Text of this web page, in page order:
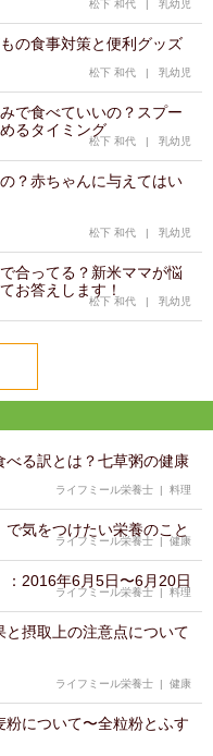
松下 和代 | 乳幼児
の食事対策と便利グッズ
松下 和代 | 乳幼児
で食べていいの？スプー
るタイミング
松下 和代 | 乳幼児
？赤ちゃんに与えてはい
松下 和代 | 乳幼児
合ってる？新米ママが悩
お答えします！
松下 和代 | 乳幼児
べる訳とは？七草粥の健康
ライフミール栄養士 | 料理
で気をつけたい栄養のこと
ライフミール栄養士 |健康
：2016年6月5日〜6月20日
ライフミール栄養士| 料理
と摂取上の注意点について
ライフミール栄養士 | 健康
粉について〜全粒粉とふす